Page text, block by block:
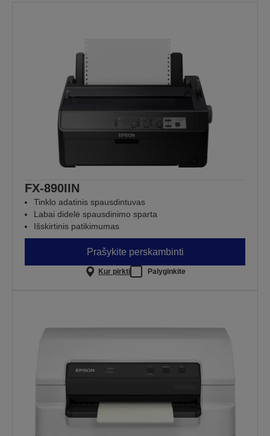
FX-890IIN
Tinklo adatinis spausdintuvas
Labai didelė spausdinimo sparta
Išskirtinis patikimumas
Prašykite perskambinti
Kur pirkti Palyginkite